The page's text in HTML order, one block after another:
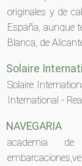
originales y de
España, aunque
Blanca, de
Solaire
Solaire
International -
NAVEGARIA
academia